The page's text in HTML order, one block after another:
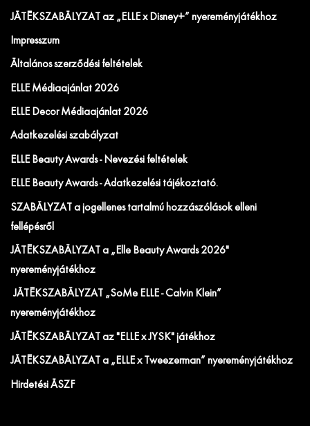
JÁTÉKSZABÁLYZAT az „ELLE x Disney+” nyereményjátékhoz
Impresszum
Általános szerződési feltételek
ELLE Médiaajánlat 2026
ELLE Decor Médiaajánlat 2026
Adatkezelési szabályzat
ELLE Beauty Awards - Nevezési feltételek
ELLE Beauty Awards - Adatkezelési tájékoztató.
SZABÁLYZAT a jogellenes tartalmú hozzászólások elleni
fellépésről
JÁTÉKSZABÁLYZAT a „Elle Beauty Awards 2026"
nyereményjátékhoz
JÁTÉKSZABÁLYZAT „SoMe ELLE - Calvin Klein”
nyereményjátékhoz
JÁTÉKSZABÁLYZAT az "ELLE x JYSK" játékhoz
JÁTÉKSZABÁLYZAT a „ELLE x Tweezerman” nyereményjátékhoz
Hirdetési ÁSZF